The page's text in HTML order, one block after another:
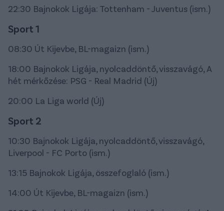
22:30 Bajnokok Ligája: Tottenham - Juventus (ism.)
Sport 1
08:30 Út Kijevbe, BL-magaizn (ism.)
18:00 Bajnokok Ligája, nyolcaddöntő, visszavágó, A
hét mérkőzése: PSG - Real Madrid (Új)
20:00 La Liga world (Új)
Sport 2
10:30 Bajnokok Ligája, nyolcaddöntő, visszavágó,
Liverpool - FC Porto (ism.)
13:15 Bajnokok Ligája, összefoglaló (ism.)
14:00 Út Kijevbe, BL-magaizn (ism.)